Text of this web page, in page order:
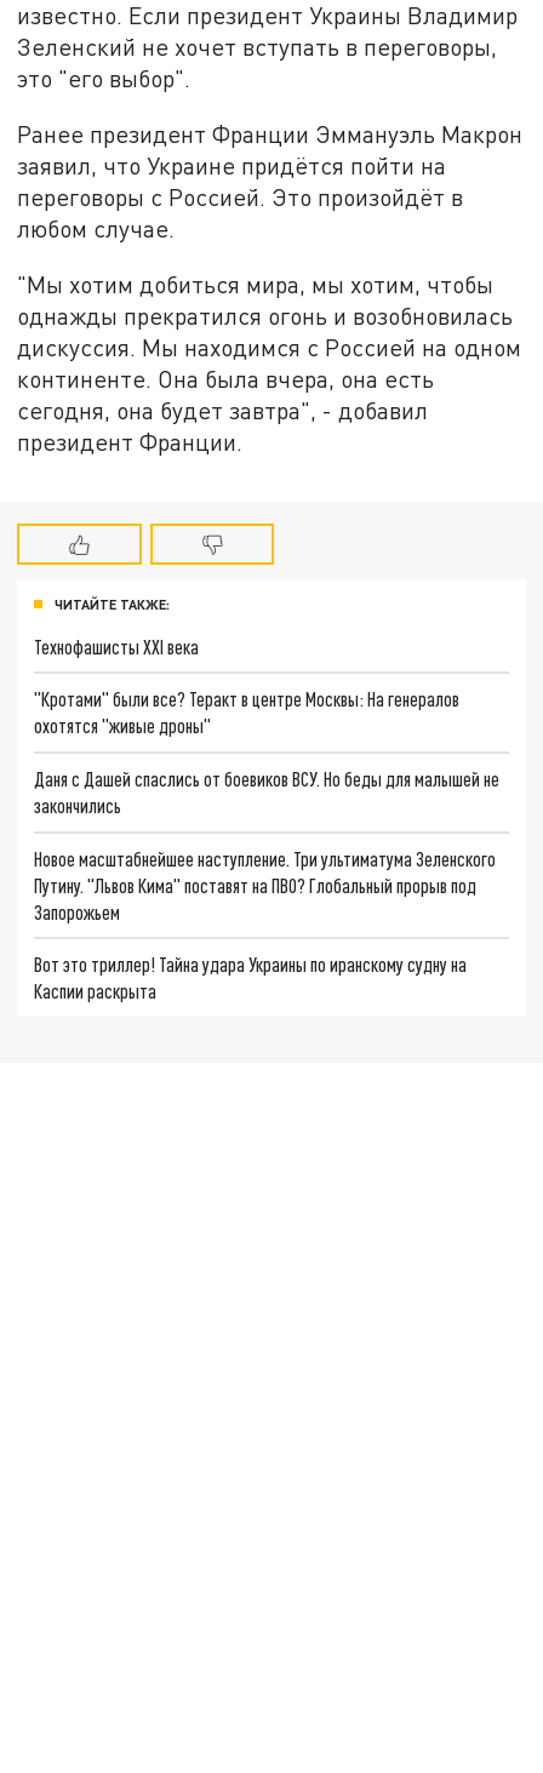
известно. Если президент Украины Владимир
Зеленский не хочет вступать в переговоры,
это "его выбор".
Ранее президент Франции Эммануэль Макрон
заявил, что Украине придётся пойти на
переговоры с Россией. Это произойдёт в
любом случае.
"Мы хотим добиться мира, мы хотим, чтобы
однажды прекратился огонь и возобновилась
дискуссия. Мы находимся с Россией на одном
континенте. Она была вчера, она есть
сегодня, она будет завтра", - добавил
президент Франции.
ЧИТАЙТЕ ТАКЖЕ:
Технофашисты XXI века
"Кротами" были все? Теракт в центре Москвы: На генералов
охотятся "живые дроны"
Даня с Дашей спаслись от боевиков ВСУ. Но беды для малышей не
закончились
Новое масштабнейшее наступление. Три ультиматума Зеленского
Путину. "Львов Кима" поставят на ПВО? Глобальный прорыв под
Запорожьем
Вот это триллер! Тайна удара Украины по иранскому судну на
Каспии раскрыта